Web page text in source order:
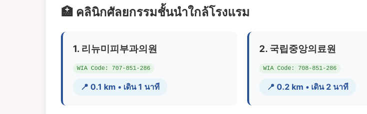
🏥 คลินิกศัลยกรรมชั้นนำใกล้โรงแรม
1. 리뉴미피부과의원
WIA Code: 707-851-286
📍 0.1 km • เดิน 1 นาที
2. 국립중앙의료원
WIA Code: 708-851-286
📍 0.2 km • เดิน 2 นาที